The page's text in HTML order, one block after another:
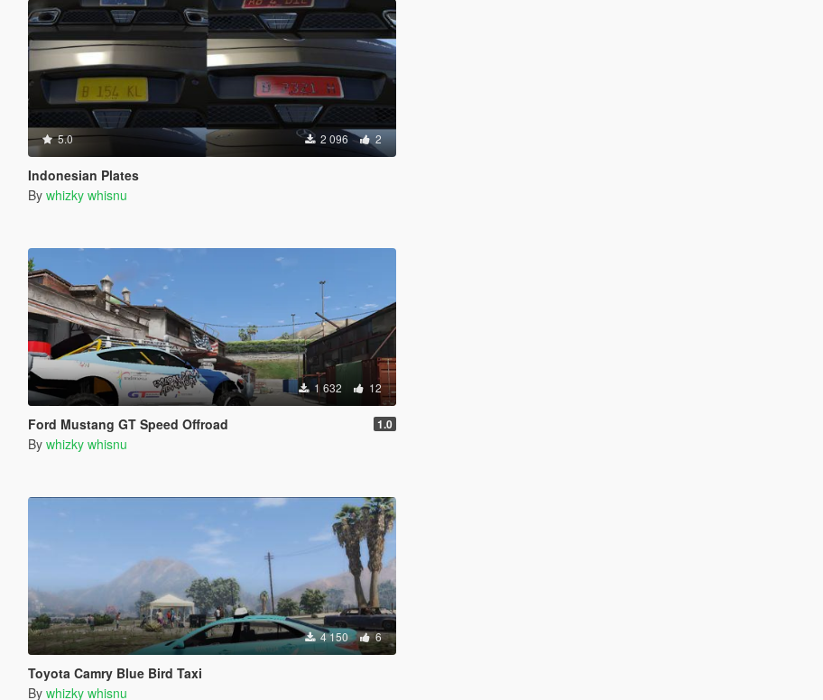
5.0 2 096 2
Indonesian Plates
By whizky whisnu
1 632 12
Ford Mustang GT Speed Offroad 1.0
By whizky whisnu
4 150 6
Toyota Camry Blue Bird Taxi
By whizky whisnu